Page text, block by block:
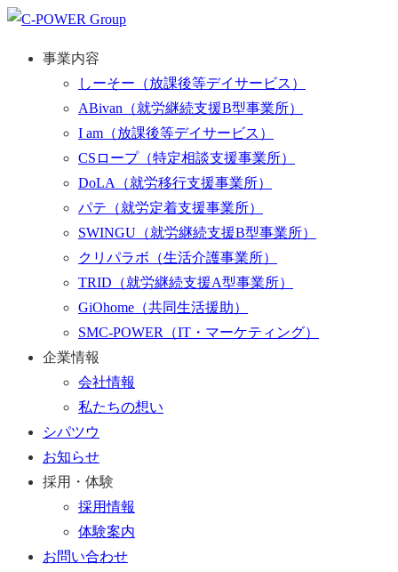
事業内容
しーそー （放課後等デイサービス）
ABivan （就労継続支援B型事業所）
I am （放課後等デイサービス）
CSロープ（特定相談支援事業所）
DoLA
（就労移行支援事業所）
パテ （就労定着支援事業所）
SWINGU （就労継続支援B型事業所）
クリパラボ （生活介護事業所）
TRID （就労継続支援A型事業所）
GiOhome （共同生活援助）
SMC-POWER
（IT・マーケティング）
企業情報
会社情報
私たちの想い
シパツウ
お知らせ
採用・体験
採用情報
体験案内
お問い合わせ